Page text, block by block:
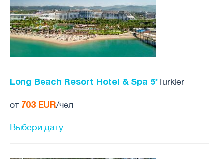
Long Beach Resort Hotel & Spa 5*Turkler
от 703 EUR/чел
Выбери дату